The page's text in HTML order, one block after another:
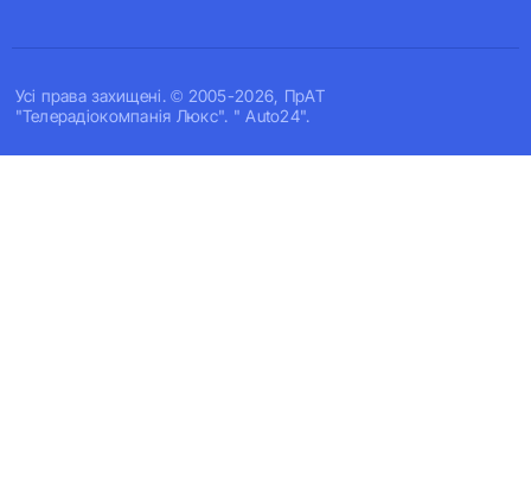
Усi права захищенi. © 2005-2026, ПрАТ
"Телерадіокомпанія Люкс". " Auto24".